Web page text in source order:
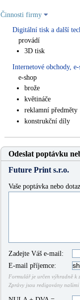
Činnosti firmy
Digitální tisk a další
provádí
3D tisk
Internetové obchody,
e-shop
brože
květináče
reklamní předměty
konstrukční díly
Odeslat poptávku
Future Print s.r.o.
Vaše poptávka nebo
Zadejte Váš e-mail:
E-mail příjemce:
Formulář je určen výhradně k
Zprávy jsou redigovány